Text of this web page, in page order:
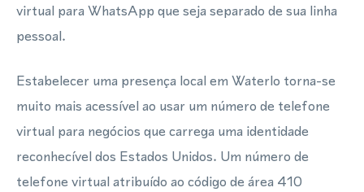
virtual para WhatsApp que seja separado de sua linha
pessoal.
Estabelecer uma presença local em Waterlo torna-se
muito mais acessível ao usar um número de telefone
virtual para negócios que carrega uma identidade
reconhecível dos Estados Unidos. Um número de
telefone virtual atribuído ao código de área 410